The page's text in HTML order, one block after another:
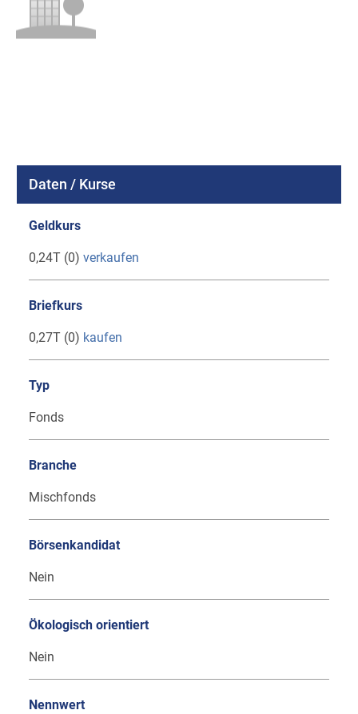
Daten / Kurse
Geldkurs
0,24T (0) verkaufen
Briefkurs
0,27T (0) kaufen
Typ
Fonds
Branche
Mischfonds
Börsenkandidat
Nein
Ökologisch orientiert
Nein
Nennwert